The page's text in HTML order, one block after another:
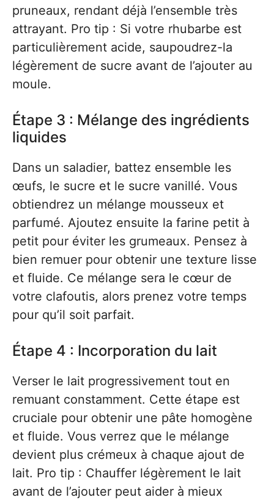
pruneaux, rendant déjà l’ensemble très
attrayant. Pro tip : Si votre rhubarbe est
particulièrement acide, saupoudrez-la
légèrement de sucre avant de l’ajouter au
moule.
Étape 3 : Mélange des ingrédients
liquides
Dans un saladier, battez ensemble les
œufs, le sucre et le sucre vanillé. Vous
obtiendrez un mélange mousseux et
parfumé. Ajoutez ensuite la farine petit à
petit pour éviter les grumeaux. Pensez à
bien remuer pour obtenir une texture lisse
et fluide. Ce mélange sera le cœur de
votre clafoutis, alors prenez votre temps
pour qu’il soit parfait.
Étape 4 : Incorporation du lait
Verser le lait progressivement tout en
remuant constamment. Cette étape est
cruciale pour obtenir une pâte homogène
et fluide. Vous verrez que le mélange
devient plus crémeux à chaque ajout de
lait. Pro tip : Chauffer légèrement le lait
avant de l’ajouter peut aider à mieux